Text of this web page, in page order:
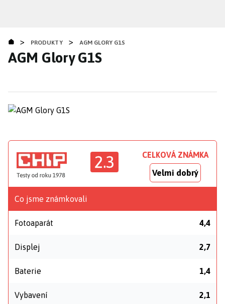
obsahu
> PRODUKTY > AGM GLORY G1S
AGM Glory G1S
2.3 CELKOVÁ ZNÁMKA
Velmi dobrý
Co jsme známkovali
Fotoaparát 4,4
Displej 2,7
Baterie 1,4
Vybavení 2,1